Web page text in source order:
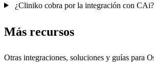
¿Cliniko cobra por la integración con CAi?
Más recursos
Otras integraciones, soluciones y guías para